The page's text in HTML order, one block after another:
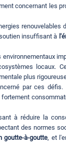
concernant les
renouvelables
insuffisant à
locaux.
plus
par ces
à réduire la
des normes
goutte-à-goutte, et